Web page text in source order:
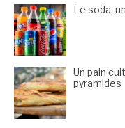
Le soda,
Un pain
pyramides